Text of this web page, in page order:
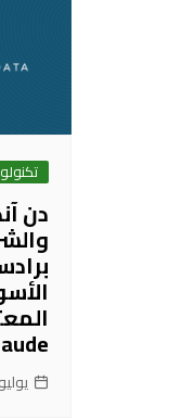
دن
يوليو 22, 2026